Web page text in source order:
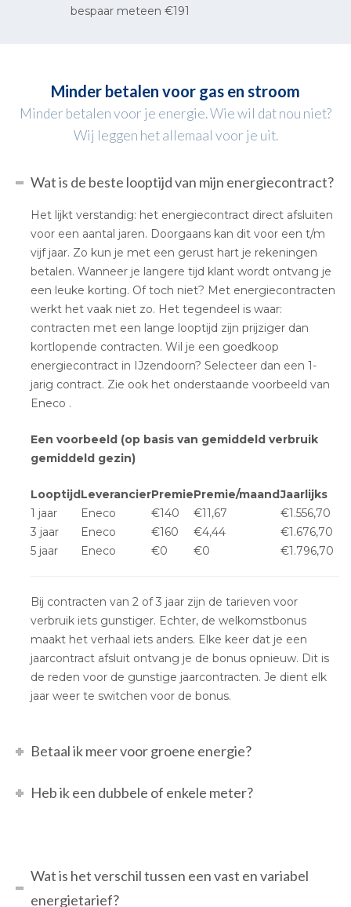
bespaar meteen €191
Minder betalen voor gas en stroom
Minder betalen voor je energie. Wie wil dat nou niet?
Wij leggen het allemaal voor je uit.
Wat is de beste looptijd van mijn energiecontract?
Het lijkt verstandig: het energiecontract direct afsluiten
voor een aantal jaren. Doorgaans kan dit voor een t/m
vijf jaar. Zo kun je met een gerust hart je rekeningen
betalen. Wanneer je langere tijd klant wordt ontvang je
een leuke korting. Of toch niet? Met energiecontracten
werkt het vaak niet zo. Het tegendeel is waar:
contracten met een lange looptijd zijn prijziger dan
kortlopende contracten. Wil je een goedkoop
energiecontract in IJzendoorn? Selecteer dan een 1-
jarig contract. Zie ook het onderstaande voorbeeld van
Eneco .
Een voorbeeld (op basis van gemiddeld verbruik
gemiddeld gezin)
LooptijdLeverancierPremiePremie/maandJaarlijks
1 jaar
Eneco €140 €11,67
€1.556,70
3 jaar
Eneco €160 €4,44
€1.676,70
5 jaar
Eneco €0 €0 €1.796,70
Bij contracten van 2 of 3 jaar zijn de tarieven voor
verbruik iets gunstiger. Echter, de welkomstbonus
maakt het verhaal iets anders. Elke keer dat je een
jaarcontract afsluit ontvang je de bonus opnieuw. Dit is
de reden voor de gunstige jaarcontracten. Je dient elk
jaar weer te switchen voor de bonus.
Betaal ik meer voor groene energie?
Heb ik een dubbele of enkele meter?
Wat is het verschil tussen een vast en variabel
energietarief?